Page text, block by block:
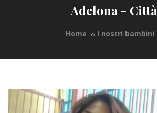
Adelona - Città
Home I nostri bambini